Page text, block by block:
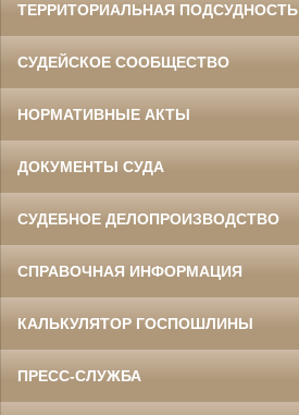
ТЕРРИТОРИАЛЬНАЯ ПОДСУДНОСТЬ
СУДЕЙСКОЕ СООБЩЕСТВО
НОРМАТИВНЫЕ АКТЫ
ДОКУМЕНТЫ СУДА
СУДЕБНОЕ ДЕЛОПРОИЗВОДСТВО
СПРАВОЧНАЯ ИНФОРМАЦИЯ
КАЛЬКУЛЯТОР ГОСПОШЛИНЫ
ПРЕСС-СЛУЖБА